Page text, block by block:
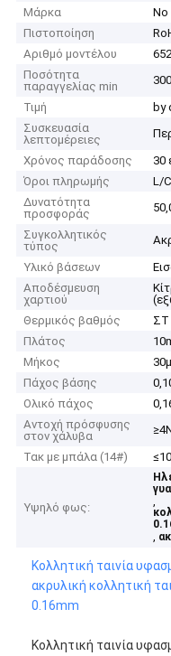
Μάρκα
No
Πιστοποίηση
Αριθμό μοντέλου
Ποσότητα
παραγγελίας min
Τιμή
by
Συσκευασία
λεπτομέρειες
Χρόνος παράδοσης
30
Όροι πληρωμής
L/
Δυνατότητα
προσφοράς
Συγκολλητικός
τύπος
Υλικό βάσεων
Αποδέσμευση
χαρτιού
Θερμικός βαθμός
ΣΤ
Πλάτος
Μήκος
Πάχος βάσης
Ολικό πάχος
Αντοχή πρόσφυσης
στον χάλυβα
Τακ με μπάλα (14#)
Υψηλό φως: ,
,
Κολλητική ταινία
ακρυλική κολλητική
0.16mm
Κολλητική ταινία